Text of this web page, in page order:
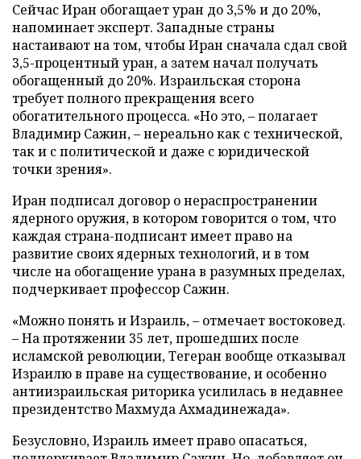
Сейчас Иран обогащает уран до 3,5% и до 20%,
напоминает эксперт. Западные страны
настаивают на том, чтобы Иран сначала сдал свой
3,5-процентный уран, а затем начал получать
обогащенный до 20%. Израильская сторона
требует полного прекращения всего
обогатительного процесса. «Но это, – полагает
Владимир Сажин, – нереально как с технической,
так и с политической и даже с юридической
точки зрения».
Иран подписал договор о нераспространении
ядерного оружия, в котором говорится о том, что
каждая страна-подписант имеет право на
развитие своих ядерных технологий, и в том
числе на обогащение урана в разумных пределах,
подчеркивает профессор Сажин.
«Можно понять и Израиль, – отмечает востоковед.
– На протяжении 35 лет, прошедших после
исламской революции, Тегеран вообще отказывал
Израилю в праве на существование, и особенно
антиизраильская риторика усилилась в недавнее
президентство Махмуда Ахмадинежада».
Безусловно, Израиль имеет право опасаться,